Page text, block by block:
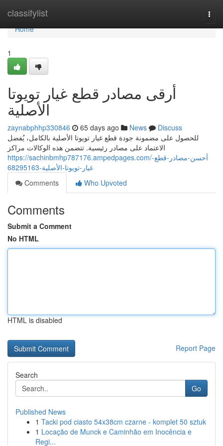
classifylist
Home
Home
1
أرقى مصادر قطع غيار تويوتا
الأصلية
zaynabphhp330846 65 days ago News
Discuss
للحصول على مضمونة جودة قطع غيار تويوتا الأصلية بالكامل، يُفضل
الاعتماد على مصادر رئيسية. تتضمن هذه الوكالات مراكز
https://sachinbmhp787176.ampedpages.com/أحسن-مصادر-قطع-
غيار-تويوتا-الأصلية-68295163
Comments
Who Upvoted
Comments
Submit a Comment
No HTML
HTML is disabled
Report Page
Search
Go
Published News
1 Tacki pod ciasto 54x38cm czarne - komplet 50 sztuk
1 Locação de Munck e Caminhão em Inocência e
Regi...